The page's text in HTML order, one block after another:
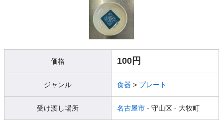
価格 100円
ジャンル 食器 > プレート
受け渡し場所 名古屋市 - 守山区 - 大牧町